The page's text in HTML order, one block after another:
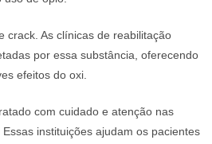
crack. As clínicas de reabilitação
por essa substância, oferecendo
efeitos do oxi.
com cuidado e atenção nas
Essas instituições ajudam os pacientes